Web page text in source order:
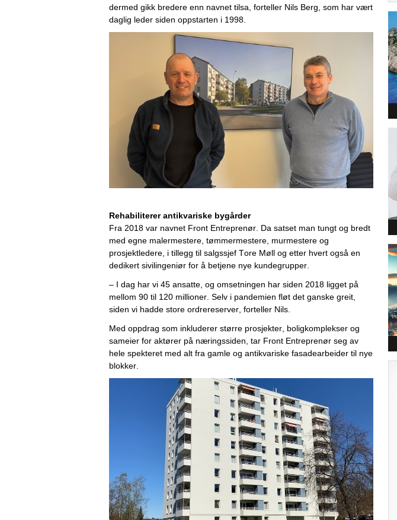
dermed gikk bredere enn navnet tilsa, forteller Nils Berg, som har vært
daglig leder siden oppstarten i 1998.
Rehabiliterer antikvariske bygårder
Fra 2018 var navnet Front Entreprenør. Da satset man tungt og bredt
med egne malermestere, tømmermestere, murmestere og
prosjektledere, i tillegg til salgssjef Tore Møll og etter hvert også en
dedikert sivilingeniør for å betjene nye kundegrupper.
– I dag har vi 45 ansatte, og omsetningen har siden 2018 ligget på
mellom 90 til 120 millioner. Selv i pandemien fløt det ganske greit,
siden vi hadde store ordrereserver, forteller Nils.
Med oppdrag som inkluderer større prosjekter, boligkomplekser og
sameier for aktører på næringssiden, tar Front Entreprenør seg av
hele spekteret med alt fra gamle og antikvariske fasadearbeider til nye
blokker.